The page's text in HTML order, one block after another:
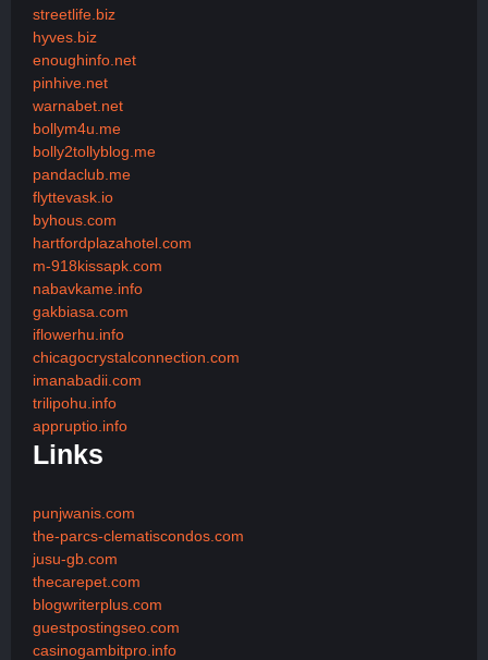
streetlife.biz
hyves.biz
enoughinfo.net
pinhive.net
warnabet.net
bollym4u.me
bolly2tollyblog.me
pandaclub.me
flyttevask.io
byhous.com
hartfordplazahotel.com
m-918kissapk.com
nabavkame.info
gakbiasa.com
iflowerhu.info
chicagocrystalconnection.com
imanabadii.com
trilipohu.info
appruptio.info
Links
punjwanis.com
the-parcs-clematiscondos.com
jusu-gb.com
thecarepet.com
blogwriterplus.com
guestpostingseo.com
casinogambitpro.info